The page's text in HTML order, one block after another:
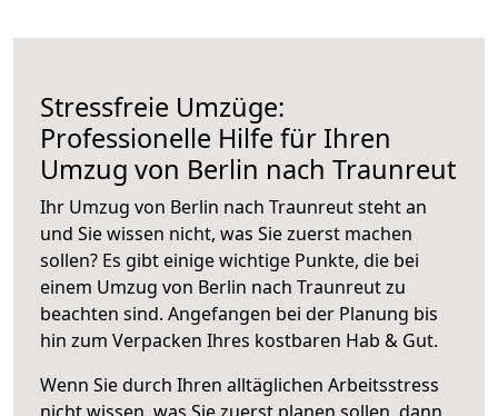
Stressfreie Umzüge:
Professionelle Hilfe für Ihren
Umzug von Berlin nach Traunreut
Ihr Umzug von Berlin nach Traunreut steht an
und Sie wissen nicht, was Sie zuerst machen
sollen? Es gibt einige wichtige Punkte, die bei
einem Umzug von Berlin nach Traunreut zu
beachten sind. Angefangen bei der Planung bis
hin zum Verpacken Ihres kostbaren Hab & Gut.
Wenn Sie durch Ihren alltäglichen Arbeitsstress